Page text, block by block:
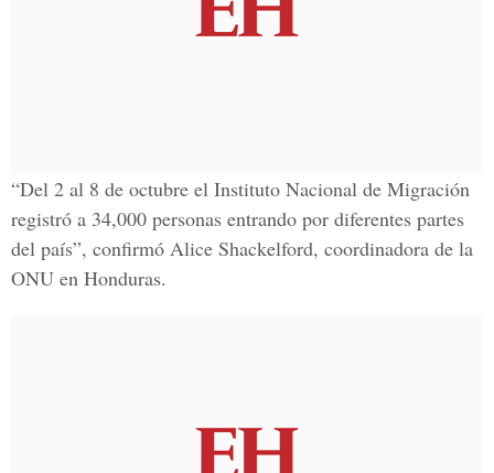
“Del 2 al 8 de octubre el Instituto Nacional de Migración
registró a 34,000 personas entrando por diferentes partes
del país”, confirmó Alice Shackelford, coordinadora de la
ONU en Honduras.